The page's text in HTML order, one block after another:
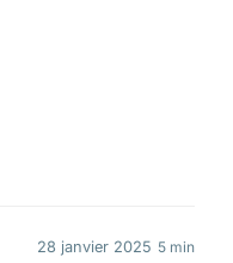
28 janvier 2025 5 min